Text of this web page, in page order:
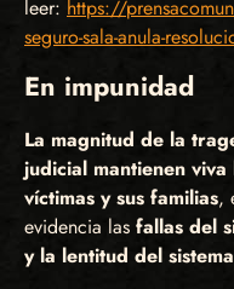
leer: https://
seguro-sala-anula-
En impunidad
La magnitud de la
judicial mantienen
víctimas y sus familias,
evidencia las fallas del
y la lentitud del